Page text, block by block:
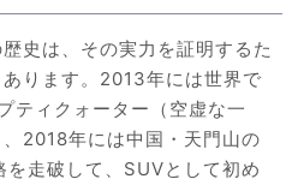
史は、その実力を証明するた
ります。2013年には世界で
ティクォーター（空虚な一
2018年には中国・天門山の
走破して、SUVとして初め